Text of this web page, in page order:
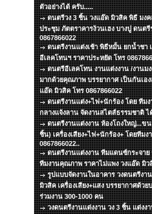
ตัวอย่างได้ ครับ.....
ดนตรีวง 3 ชิ้น วงแอ๊ด มิวสิค พิธี มง
ประชุม ภัตตราคารง้วนเฮง บางปู ดนต
0867866022
ดนตรีงานแต่งเช้า พิธีหมั้น ยกน้ำชา
อีเลคโทนฯ ราคาประหยัด โทร
ดนตรีอีเลคโทน งานแต่งงาน /งานม
มากด้วยคุณภาพ บรรยากาศ เป็นกันเอ
แอ๊ด มิวสิค โทร 0867866022
ดนตรีงานแต่ง+ไฟ+นักร้อง โดย ทีม
กลางแจ้งลาน จัดงานสไตส์ธรรมชาติ
ดนตรีงานแต่งงาน ห้องโถงใหญ่...ข
ชิ้น) เครื่องเสียง+ไฟ+นักร้อง+ โดยทีม
0867866022..
ดนตรีงานแต่งงาน ทีมแดนซ์กระจา
ทีมงานคุณภาพ ราคาไม่แพง วงแอ๊ด มิว
รูปแบบจัดงานในอาคาร วงดนตรีงา
มิวสิค เครื่องเสียง+แสง บรรยากาศด้ว
ร่วมงาน 300-1000 คน
วงดนตรีงานแต่งงาน วง 3 ชิ้น แต่งง